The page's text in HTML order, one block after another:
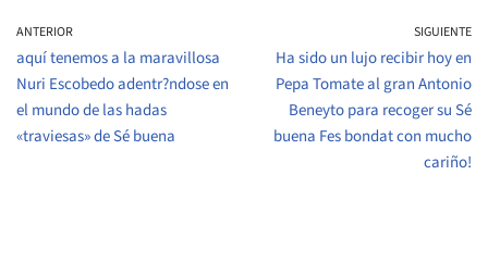
ANTERIOR
aquí tenemos a la maravillosa
Nuri Escobedo adentr?ndose en
el mundo de las hadas
«traviesas» de Sé buena
SIGUIENTE
Ha sido un lujo recibir hoy en
Pepa Tomate al gran Antonio
Beneyto para recoger su Sé
buena Fes bondat con mucho
cariño!